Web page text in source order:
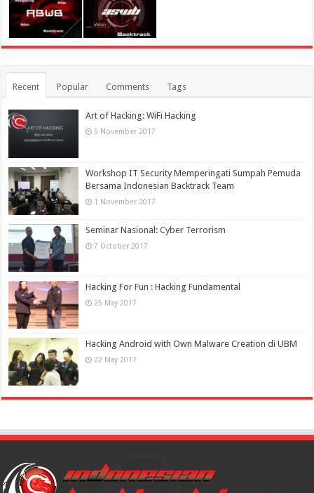
Recent Popular Comments Tags
Art of Hacking: WiFi Hacking
5 November 2017
Workshop IT Security Memperingati Sumpah Pemuda
Bersama Indonesian Backtrack Team
1 November 2017
Seminar Nasional: Cyber Terrorism
7 October 2017
Hacking For Fun : Hacking Fundamental
25 May 2017
Hacking Android with Own Malware Creation di UBM
22 May 2017